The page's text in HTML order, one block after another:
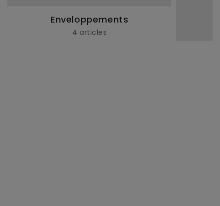
Enveloppements
4 articles